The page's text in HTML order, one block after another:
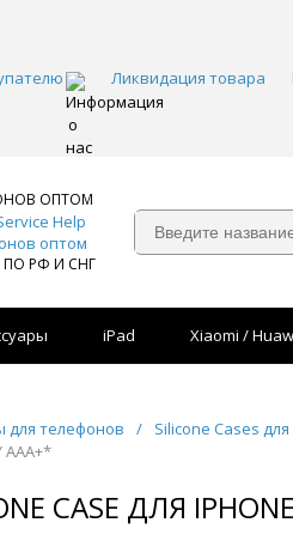
Ликвидация товара
ОПТОМ
ПО РФ И СНГ
iPad Xiaomi /
для телефонов /
Silicone Cases
AAA+*
CASE ДЛЯ